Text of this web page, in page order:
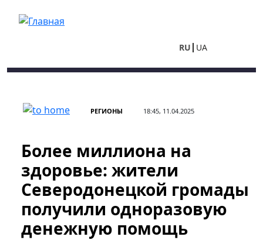
RU UA
РЕГИОНЫ 18:45, 11.04.2025
Более миллиона на
здоровье: жители
Северодонецкой громады
получили одноразовую
денежную помощь